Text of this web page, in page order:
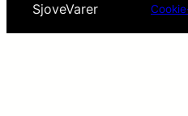
SjoveVarer